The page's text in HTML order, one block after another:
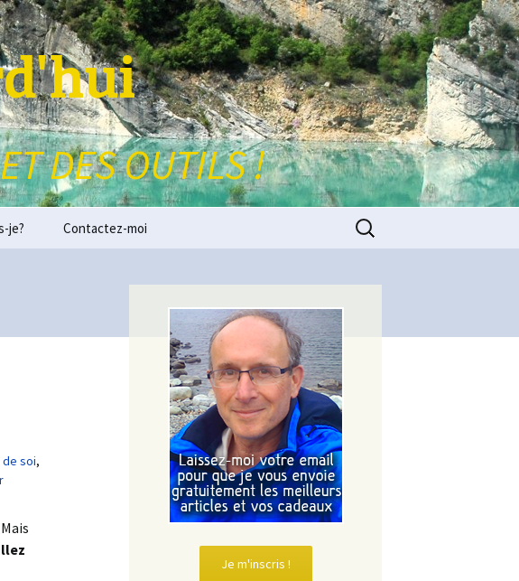
DES OUTILS !
je? Contactez-moi Rechercher :
soi,
Je m'inscris !